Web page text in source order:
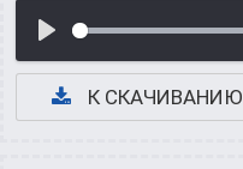
К СКАЧИВАНИЮ